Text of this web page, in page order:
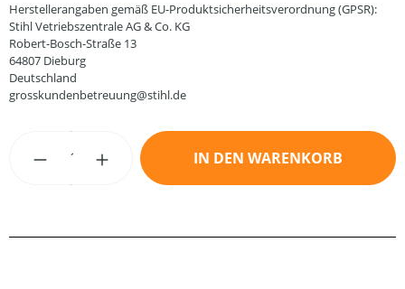
Herstellerangaben gemäß EU-Produktsicherheitsverordnung (GPSR):
Stihl Vetriebszentrale AG & Co. KG
Robert-Bosch-Straße 13
64807 Dieburg
Deutschland
grosskundenbetreuung@stihl.de
Produkt Anzahl: Gib den gewünschten
IN DEN WARENKORB